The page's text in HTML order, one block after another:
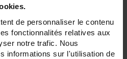
de personnaliser le contenu
fonctionnalités relatives aux
notre trafic. Nous
informations sur l'utilisation de